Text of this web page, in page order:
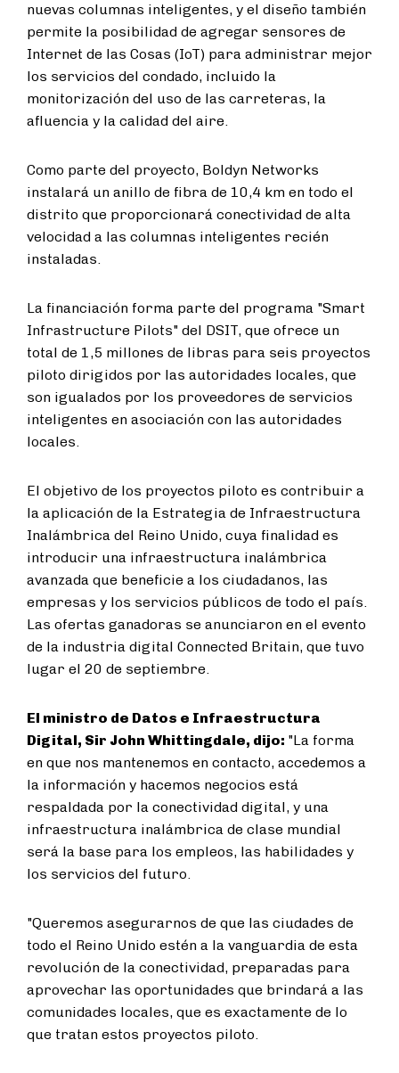
nuevas columnas inteligentes, y el diseño también
permite la posibilidad de agregar sensores de
Internet de las Cosas (IoT) para administrar mejor
los servicios del condado, incluido la
monitorización del uso de las carreteras, la
afluencia y la calidad del aire.
Como parte del proyecto, Boldyn Networks
instalará un anillo de fibra de 10,4 km en todo el
distrito que proporcionará conectividad de alta
velocidad a las columnas inteligentes recién
instaladas.
La financiación forma parte del programa "Smart
Infrastructure Pilots" del DSIT, que ofrece un
total de 1,5 millones de libras para seis proyectos
piloto dirigidos por las autoridades locales, que
son igualados por los proveedores de servicios
inteligentes en asociación con las autoridades
locales.
El objetivo de los proyectos piloto es contribuir a
la aplicación de la Estrategia de Infraestructura
Inalámbrica del Reino Unido, cuya finalidad es
introducir una infraestructura inalámbrica
avanzada que beneficie a los ciudadanos, las
empresas y los servicios públicos de todo el país.
Las ofertas ganadoras se anunciaron en el evento
de la industria digital Connected Britain, que tuvo
lugar el 20 de septiembre.
El ministro de Datos e Infraestructura
Digital, Sir John Whittingdale, dijo: "La forma
en que nos mantenemos en contacto, accedemos a
la información y hacemos negocios está
respaldada por la conectividad digital, y una
infraestructura inalámbrica de clase mundial
será la base para los empleos, las habilidades y
los servicios del futuro.
"Queremos asegurarnos de que las ciudades de
todo el Reino Unido estén a la vanguardia de esta
revolución de la conectividad, preparadas para
aprovechar las oportunidades que brindará a las
comunidades locales, que es exactamente de lo
que tratan estos proyectos piloto.